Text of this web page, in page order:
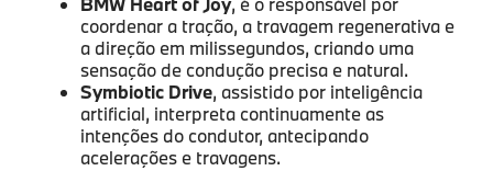
coordenar a tração, a travagem regenerativa e
a direção em milissegundos, criando uma
sensação de condução precisa e natural.
Symbiotic Drive, assistido por inteligência
artificial, interpreta continuamente as
intenções do condutor, antecipando
acelerações e travagens.